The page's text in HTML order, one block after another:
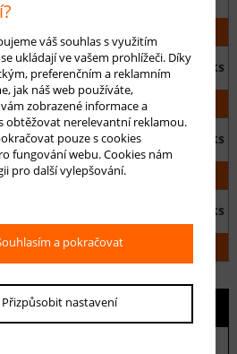
2 320 Kč
ks
2 650 Kč
ks
3 310 Kč
ks
váš souhlas s využitím
ukládají ve vašem prohlížeči. Díky
preferenčním a reklamním
jak náš web používáte,
zobrazené informace a
obtěžovat nerelevantní reklamou.
pouze s cookies
fungování webu. Cookies nám
pro další vylepšování.
a pokračovat
Přizpůsobit nastavení